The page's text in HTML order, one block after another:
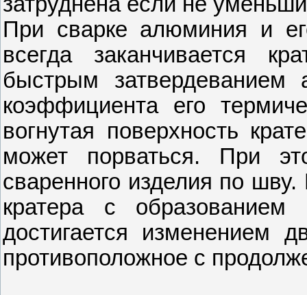
При сварке алюминия и
всегда заканчивается
быстрым
коэффициента его
вогнутая поверхность
может порваться. При
сваренного изделия по
кратера с
достигается изменением
противоположное с